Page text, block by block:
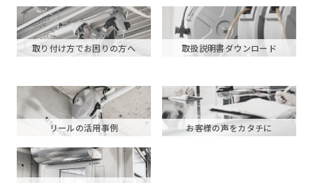
取り付け方でお困りの方へ 取扱説明書ダウンロード
リールの活用事例 お客様の声をカタチに